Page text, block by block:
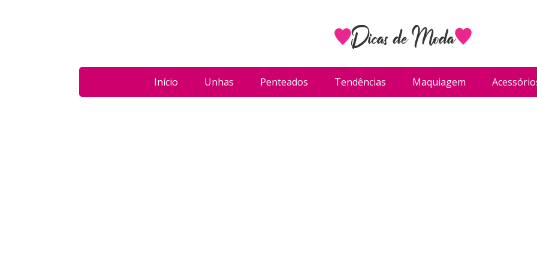
Início Unhas Penteados Tendências Maquiagem